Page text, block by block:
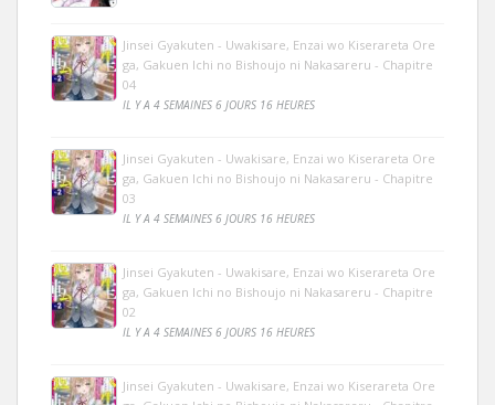
Jinsei Gyakuten - Uwakisare, Enzai wo Kiserareta Ore
ga, Gakuen Ichi no Bishoujo ni Nakasareru - Chapitre
04
IL Y A 4 SEMAINES 6 JOURS 16 HEURES
Jinsei Gyakuten - Uwakisare, Enzai wo Kiserareta Ore
ga, Gakuen Ichi no Bishoujo ni Nakasareru - Chapitre
03
IL Y A 4 SEMAINES 6 JOURS 16 HEURES
Jinsei Gyakuten - Uwakisare, Enzai wo Kiserareta Ore
ga, Gakuen Ichi no Bishoujo ni Nakasareru - Chapitre
02
IL Y A 4 SEMAINES 6 JOURS 16 HEURES
Jinsei Gyakuten - Uwakisare, Enzai wo Kiserareta Ore